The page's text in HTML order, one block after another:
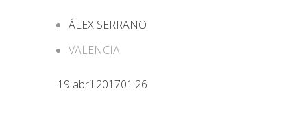
ÁLEX SERRANO
VALENCIA
19 abril 201701:26